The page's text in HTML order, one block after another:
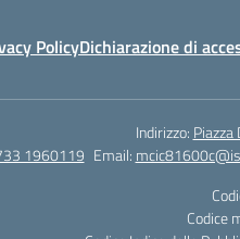
PolicyDichiarazione di
Indirizzo:
1960119 Email:
Codice